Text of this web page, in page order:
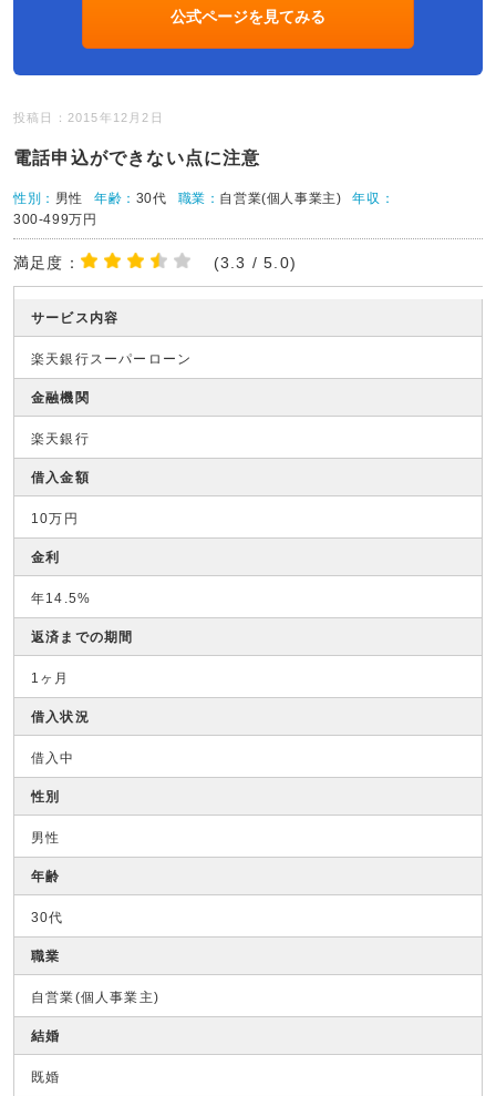
公式ページを見てみる
投稿日：2015年12月2日
電話申込ができない点に注意
性別： 男性 年齢： 30代 職業： 自営業(個人事業主)
年収：
300-499万円
満足度： (3.3 / 5.0)
サービス内容
楽天銀行スーパーローン
金融機関
楽天銀行
借入金額
10万円
金利
年14.5%
返済までの期間
1ヶ月
借入状況
借入中
性別
男性
年齢
30代
職業
自営業(個人事業主)
結婚
既婚